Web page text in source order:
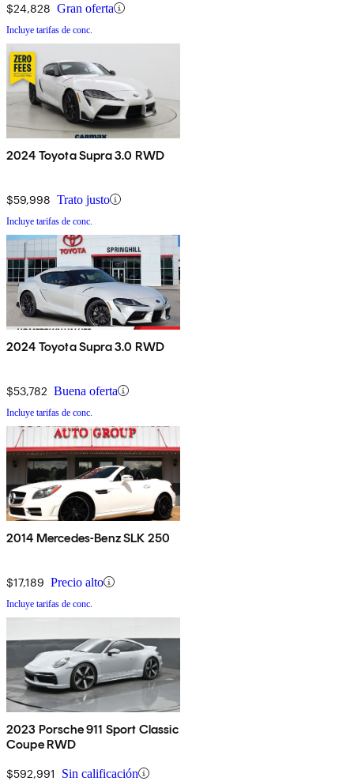
$24,828 Gran oferta
Incluye tarifas de conc.
2024 Toyota Supra 3.0 RWD
$59,998 Trato justo
Incluye tarifas de conc.
2024 Toyota Supra 3.0 RWD
$53,782 Buena oferta
Incluye tarifas de conc.
2014 Mercedes-Benz SLK 250
$17,189 Precio alto
Incluye tarifas de conc.
2023 Porsche 911 Sport Classic
Coupe RWD
$592,991 Sin calificación